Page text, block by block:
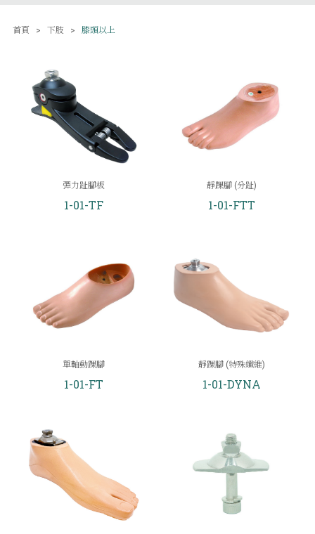
首頁 下肢 膝頭以上
彈力趾腳板
1-01-TF
靜踝腳 (分趾)
1-01-FTT
單軸動踝腳
1-01-FT
靜踝腳 (特殊纖維)
1-01-DYNA